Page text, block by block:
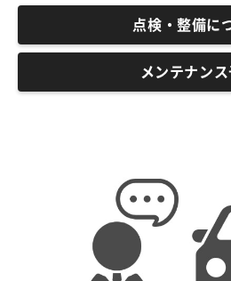
点検・整備に
メンテナン